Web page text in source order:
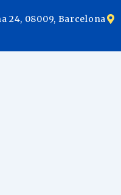
24, 08009, Barcelona